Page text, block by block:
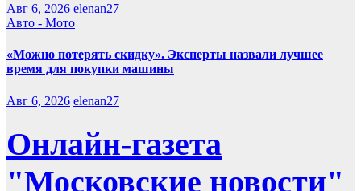
Авг 6, 2026 elenan27
Авто - Мото
«Можно потерять скидку». Эксперты назвали лучшее
время для покупки машины
Авг 6, 2026 elenan27
Онлайн-газета
"Московские новости"